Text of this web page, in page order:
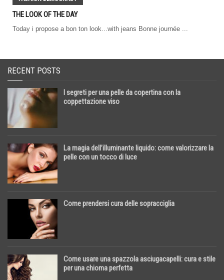
THE LOOK OF THE DAY
Today i propose a bon ton look...with jeans Bonne journée ...
RECENT POSTS
I segreti per una pelle da copertina con la
coppettazione viso
La magia dell’illuminante liquido: come valorizzare la
pelle con un tocco di luce
Come prendersi cura delle sopracciglia
Come usare una spazzola asciugacapelli: cura e stile
per una chioma perfetta